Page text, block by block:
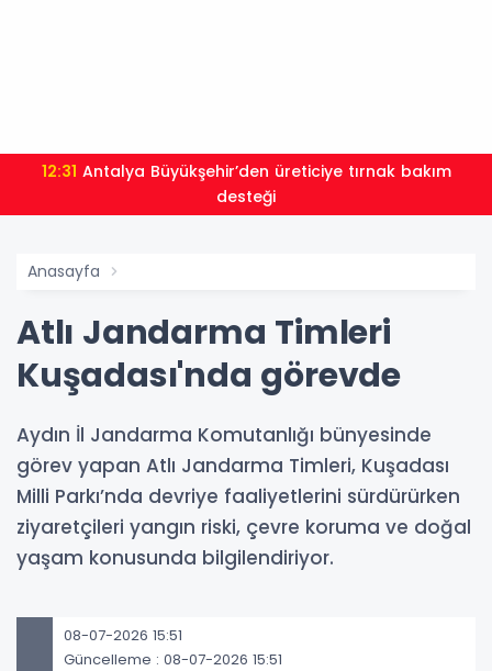
12:31
desteği
Anasayfa
Atlı Jandarma Timleri
Kuşadası'nda görevde
Aydın İl Jandarma Komutanlığı bünyesinde
görev yapan Atlı Jandarma Timleri, Kuşadası
Milli Parkı’nda devriye faaliyetlerini sürdürürken
ziyaretçileri yangın riski, çevre koruma ve doğal
yaşam konusunda bilgilendiriyor.
08-07-2026 15:51
Güncelleme : 08-07-2026 15:51